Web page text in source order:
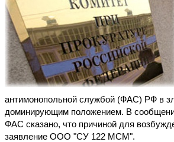
антимонопольной службой (ФАС) РФ в
доминирующим положением. В
ФАС сказано, что причиной для
заявление ООО "СУ 122 МСМ".